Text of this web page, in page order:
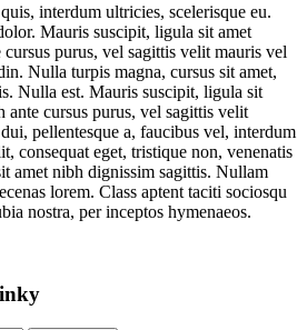
interdum ultricies, scelerisque eu.
Mauris suscipit, ligula sit amet
cursus purus, vel sagittis velit mauris vel
Nulla turpis magna, cursus sit amet,
Nulla est. Mauris suscipit, ligula sit
ante cursus purus, vel sagittis velit
pellentesque a, faucibus vel, interdum
consequat eget, tristique non, venenatis
amet nibh dignissim sagittis. Nullam
lorem. Class aptent taciti sociosqu
nostra, per inceptos hymenaeos.